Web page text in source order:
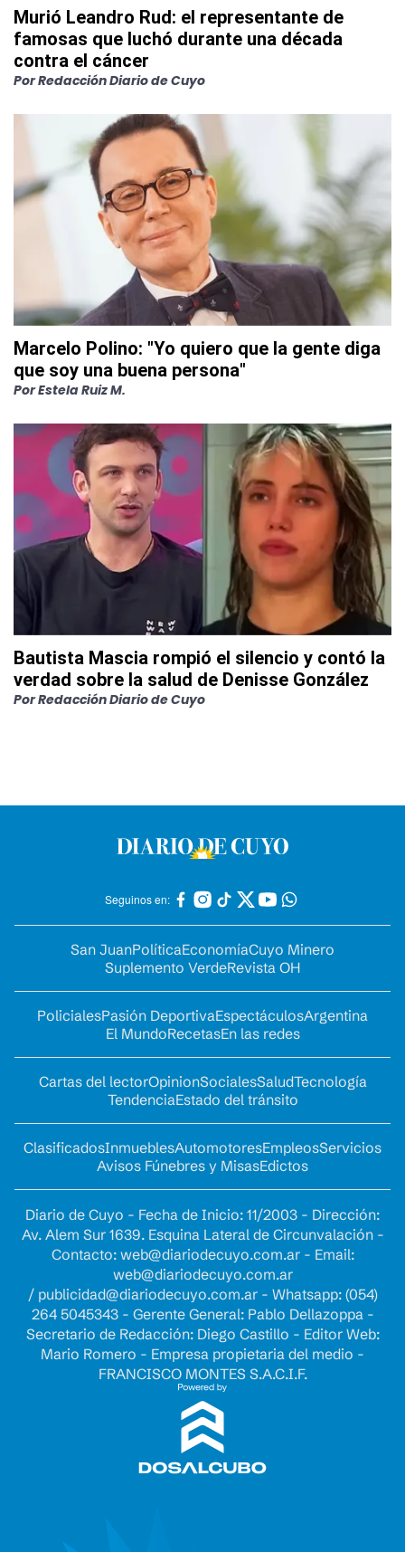
Murió Leandro Rud: el representante de
famosas que luchó durante una década
contra el cáncer
PorRedacción Diario de Cuyo
Marcelo Polino: "Yo quiero que la gente diga
que soy una buena persona"
PorEstela Ruiz M.
Bautista Mascia rompió el silencio y contó la
verdad sobre la salud de Denisse González
PorRedacción Diario de Cuyo
Seguinos en:
San JuanPolíticaEconomíaCuyo Minero
Suplemento VerdeRevista OH
PolicialesPasión DeportivaEspectáculosArgentina
El MundoRecetasEn las redes
Cartas del lectorOpinionSocialesSaludTecnología
TendenciaEstado del tránsito
ClasificadosInmueblesAutomotoresEmpleosServicios
Avisos Fúnebres y MisasEdictos
Diario de Cuyo - Fecha de Inicio: 11/2003 - Dirección:
Av. Alem Sur 1639. Esquina Lateral de Circunvalación -
Contacto: web@diariodecuyo.com.ar- Email:
web@diariodecuyo.com.ar
/ publicidad@diariodecuyo.com.ar- Whatsapp: (054)
264 5045343 - Gerente General: Pablo Dellazoppa -
Secretario de Redacción: Diego Castillo - Editor Web:
Mario Romero - Empresa propietaria del medio -
FRANCISCO MONTES S.A.C.I.F.